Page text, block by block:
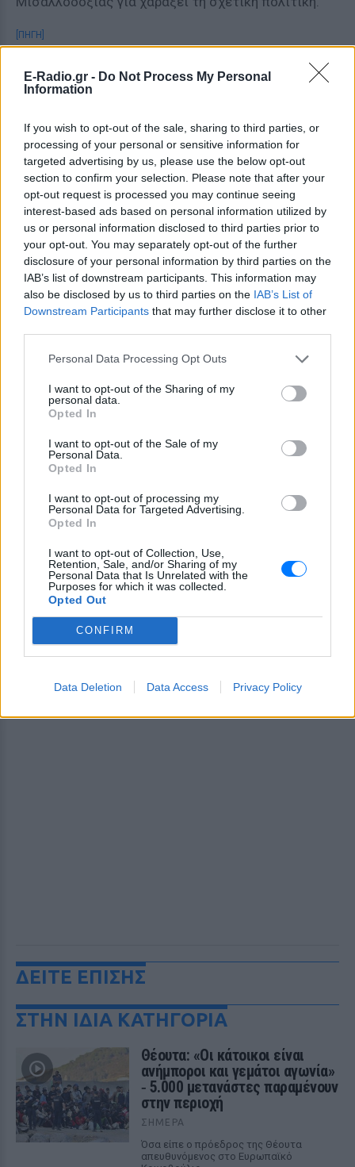
E-Radio.gr - Do Not Process My Personal
Information
If you wish to opt-out of the sale, sharing to third parties, or
processing of your personal or sensitive information for
targeted advertising by us, please use the below opt-out
section to confirm your selection. Please note that after your
opt-out request is processed you may continue seeing
interest-based ads based on personal information utilized by
us or personal information disclosed to third parties prior to
your opt-out. You may separately opt-out of the further
disclosure of your personal information by third parties on the
IAB’s list of downstream participants. This information may
also be disclosed by us to third parties on the IAB’s List of
Downstream Participants that may further disclose it to other
Personal Data Processing Opt Outs
I want to opt-out of the Sharing of my
personal data.
Opted In
I want to opt-out of the Sale of my
Personal Data.
Opted In
I want to opt-out of processing my
Personal Data for Targeted Advertising.
Opted In
I want to opt-out of Collection, Use,
Retention, Sale, and/or Sharing of my
Personal Data that Is Unrelated with the
Purposes for which it was collected.
Opted Out
CONFIRM
Data Deletion Data Access Privacy Policy
[ΠΗΓΗ]
Ακολουθήστε το E-Radio.gr στο
Google News
και μάθετε πρώτοι
Για ακόμη περισσότερανέα, μπείτε στηνροή
ειδήσεωντου E-Daily.gr
Ακολουθήστε το E-Radio.gr και στο Instagram
ΔΙΑΦΗΜΙΣΗ
ΔΕΙΤΕ ΕΠΙΣΗΣ
ΣΤΗΝ ΙΔΙΑ ΚΑΤΗΓΟΡΙΑ
Θέουτα: «Οι κάτοικοι είναι
ανήμποροι και γεμάτοι αγωνία»
‑ 5.000 μετανάστες παραμένουν
στην περιοχή
ΣΉΜΕΡΑ
Όσα είπε ο πρόεδρος της Θέουτα
απευθυνόμενος στο Ευρωπαϊκό